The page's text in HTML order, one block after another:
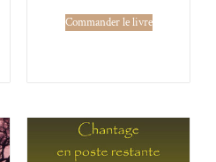
Commander le livre